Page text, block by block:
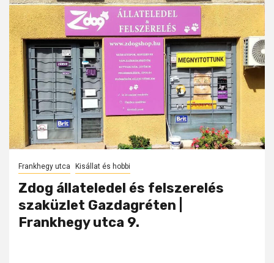
Frankhegy utca Kisállat és hobbi
Zdog állateledel és felszerelés
szaküzlet Gazdagréten |
Frankhegy utca 9.